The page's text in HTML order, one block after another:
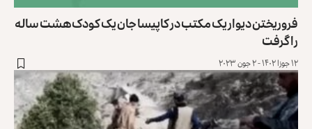
فروریختن دیوار یک مکتب در کاپیسا جان یک کودک هشت ساله
را گرفت
۱۲ جوزا ۱۴۰۲ - ۲ جون ۲۰۲۳